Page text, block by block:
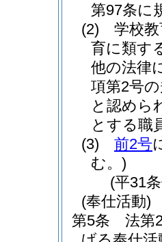
第97条に
(2)
学校
育に類す
他の法律
項第2号
と認めら
とする職
(3)
前2号
む。)
(平31
(奉仕活動)
第5条
法第